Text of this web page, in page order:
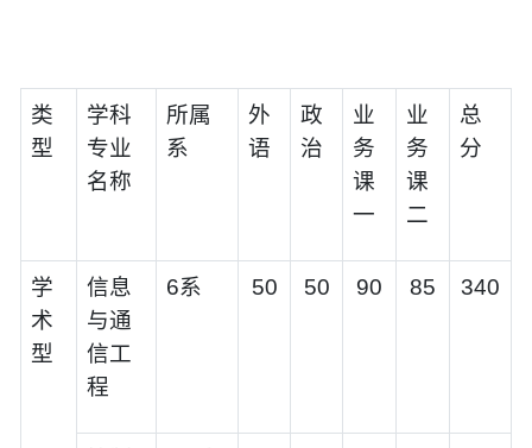
类
型
学科
专业
名称
所属
系
外
语
政
治
业
务
课
一
业
务
课
二
总
分
学
术
型
信息
与通
信工
程
6系 50 50 90 85 340